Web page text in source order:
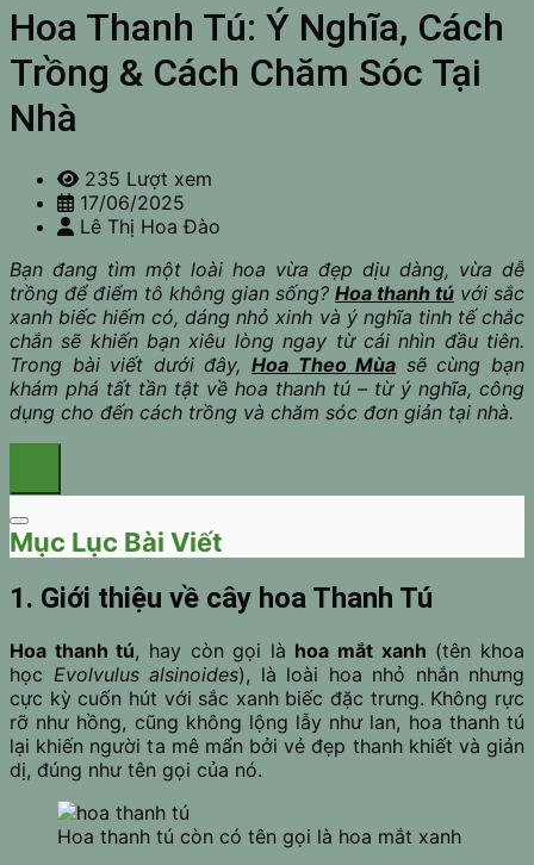
Hoa Thanh Tú: Ý Nghĩa, Cách
Trồng & Cách Chăm Sóc Tại
Nhà
235 Lượt xem
17/06/2025
Lê Thị Hoa Đào
Bạn đang tìm một loài hoa vừa đẹp dịu dàng, vừa dễ
trồng để điểm tô không gian sống? Hoa thanh tú với sắc
xanh biếc hiếm có, dáng nhỏ xinh và ý nghĩa tinh tế chắc
chắn sẽ khiến bạn xiêu lòng ngay từ cái nhìn đầu tiên.
Trong bài viết dưới đây, Hoa Theo Mùa sẽ cùng bạn
khám phá tất tần tật về hoa thanh tú – từ ý nghĩa, công
dụng cho đến cách trồng và chăm sóc đơn giản tại nhà.
Mục Lục Bài Viết
1. Giới thiệu về cây hoa Thanh Tú
Hoa thanh tú, hay còn gọi là hoa mắt xanh (tên khoa
học Evolvulus alsinoides), là loài hoa nhỏ nhắn nhưng
cực kỳ cuốn hút với sắc xanh biếc đặc trưng. Không rực
rỡ như hồng, cũng không lộng lẫy như lan, hoa thanh tú
lại khiến người ta mê mẩn bởi vẻ đẹp thanh khiết và giản
dị, đúng như tên gọi của nó.
Hoa thanh tú còn có tên gọi là hoa mắt xanh